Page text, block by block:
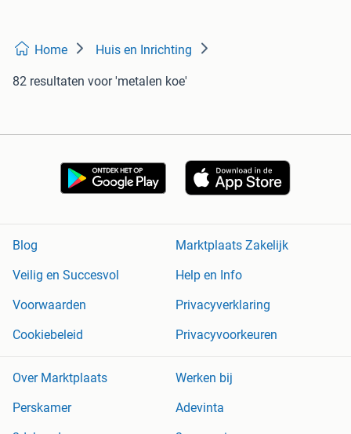
Home Huis en Inrichting
82 resultaten voor 'metalen koe'
Blog
Marktplaats Zakelijk
Veilig en Succesvol
Help en Info
Voorwaarden
Privacyverklaring
Cookiebeleid
Privacyvoorkeuren
Over Marktplaats
Werken bij
Perskamer
Adevinta